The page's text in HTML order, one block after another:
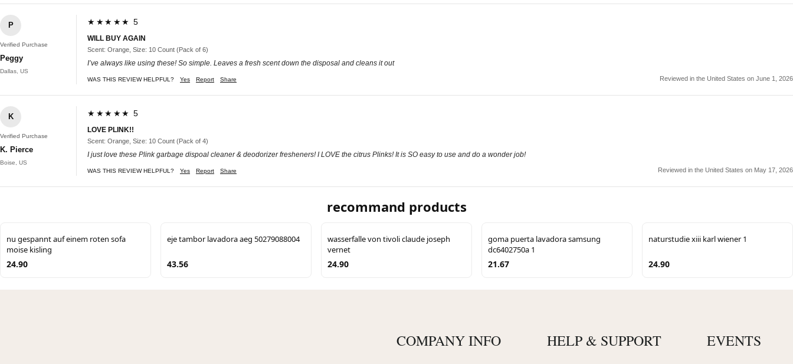
P
Verified Purchase
Peggy
Dallas, US
★★★★★ 5
WILL BUY AGAIN
Scent: Orange, Size: 10 Count (Pack of 6)
I’ve always like using these! So simple. Leaves a fresh scent down the disposal and cleans it out
WAS THIS REVIEW HELPFUL? Yes Report Share Reviewed in the United States on June 1, 2026
K
Verified Purchase
K. Pierce
Boise, US
★★★★★ 5
LOVE PLINK!!
Scent: Orange, Size: 10 Count (Pack of 4)
I just love these Plink garbage dispoal cleaner & deodorizer fresheners! I LOVE the citrus Plinks! It is SO easy to use and do a wonder job!
WAS THIS REVIEW HELPFUL? Yes Report Share Reviewed in the United States on May 17, 2026
recommand products
nu gespannt auf einem roten sofa
moise kisling
24.90
eje tambor lavadora aeg 50279088004
43.56
wasserfalle von tivoli claude joseph
vernet
24.90
goma puerta lavadora samsung
dc6402750a 1
21.67
naturstudie xiii karl wiener 1
24.90
COMPANY INFO HELP & SUPPORT EVENTS